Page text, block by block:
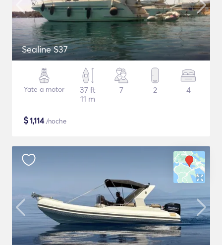
Sealine S37
Yate a motor
37 ft
11 m
7 2 4
$1,114/noche